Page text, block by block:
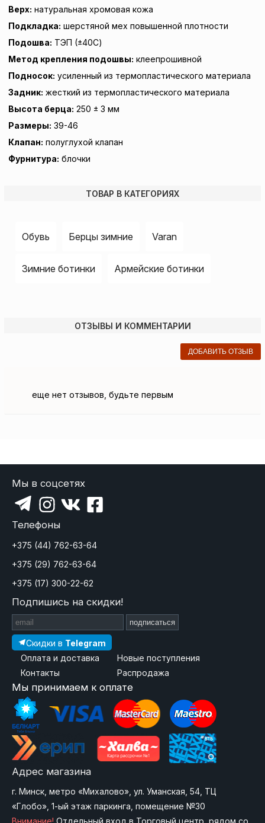
Верх: натуральная хромовая кожа
Подкладка: шерстяной мех повышенной плотности
Подошва: ТЭП (±40C)
Метод крепления подошвы: клеепрошивной
Подносок: усиленный из термопластического материала
Задник: жесткий из термопластического материала
Высота берца: 250 ± 3 мм
Размеры: 39-46
Клапан: полуглухой клапан
Фурнитура: блочки
ТОВАР В КАТЕГОРИЯХ
Обувь Берцы зимние Varan
Зимние ботинки Армейские ботинки
ОТЗЫВЫ И КОММЕНТАРИИ
ДОБАВИТЬ ОТЗЫВ
еще нет отзывов, будьте первым
Мы в соцсетях
Телефоны
+375 (44) 762-63-64
+375 (29) 762-63-64
+375 (17) 300-22-62
Подпишись на скидки!
подписаться
Скидки в Telegram
Оплата и доставка
Контакты
Новые поступления
Распродажа
Мы принимаем к оплате
Адрес магазина
г. Минск, метро «Михалово», ул. Уманская, 54, ТЦ
«Глобо», 1-ый этаж паркинга, помещение №30